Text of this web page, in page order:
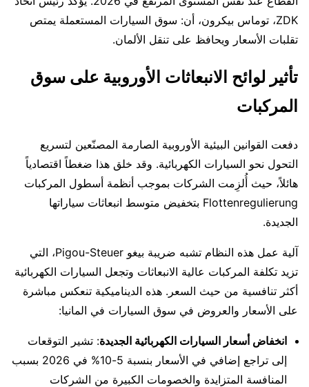
ZDK، توماس بيكرون، أن: سوق السيارات المستعملة يمتص
تقلبات الأسعار ويحافظ على تنقل الألمان.
تأثير لوائح الانبعاثات الأوروبية على سوق
المركبات
دفعت القوانين البيئية الأوروبية الصارمة المصنّعين لتسريع
التحول نحو السيارات الكهربائية. وقد خلق هذا ضغطاً اقتصادياً
هائلاً، حيث أُلزِمت الشركات بموجب أنظمة أسطول المركبات
Flottenregulierung بتخفيض متوسط انبعاثات سياراتها
الجديدة.
آلية عمل هذه النظام تشبه ضريبة بيغو Pigou-Steuer، التي
تزيد تكلفة المركبات عالية الانبعاثات وتجعل السيارات الكهربائية
أكثر تنافسية من حيث السعر. هذه الديناميكية تنعكس مباشرة
على الأسعار والعروض في سوق السيارات في المانيا:
انخفاض أسعار السيارات الكهربائية الجديدة: تشير التوقعات
إلى تراجع إضافي في الأسعار بنسبة 5-10% في 2026 بسبب
المنافسة المتزايدة والخصومات الكبيرة من الشركات